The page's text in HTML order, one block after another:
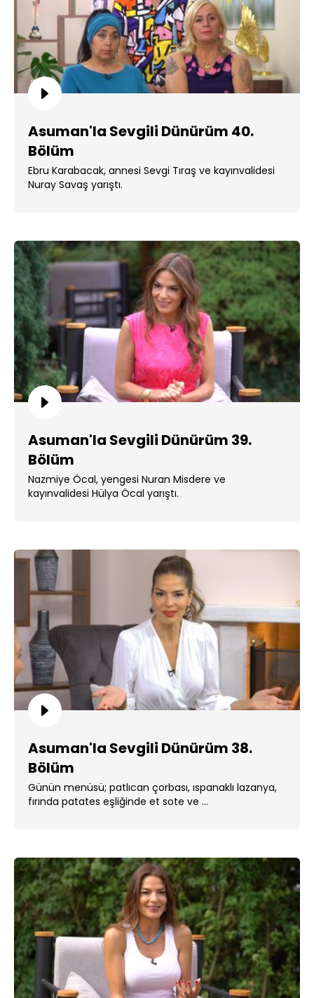
Asuman'la Sevgili Dünürüm 40.
Bölüm
Ebru Karabacak, annesi Sevgi Tıraş ve kayınvalidesi
Nuray Savaş yarıştı.
Asuman'la Sevgili Dünürüm 39.
Bölüm
Nazmiye Öcal, yengesi Nuran Misdere ve
kayınvalidesi Hülya Öcal yarıştı.
Asuman'la Sevgili Dünürüm 38.
Bölüm
Günün menüsü; patlıcan çorbası, ıspanaklı lazanya,
fırında patates eşliğinde et sote ve ...